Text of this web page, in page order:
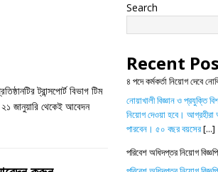
ট্রান্সপোর্ট বিভাগ টিম
জানুয়ারি থেকেই আবেদন
Search
Recent
৪ পদে কর্মকর্তা নিয়োগ দেবে
নোয়াখালী বিজ্ঞান ও প্রযুক্তি
নিয়োগ দেওয়া হবে।
পারবেন। ৫০ বছর বয়সের[...]
পরিবেশ অধিদপ্তর নিয়োগ